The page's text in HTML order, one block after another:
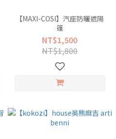
【MAXI-COSI】汽座防曬遮陽
篷
NT$1,500
NT$1,800